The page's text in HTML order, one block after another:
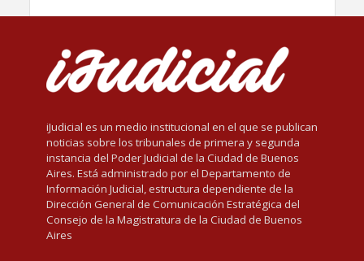
iJudicial es un medio institucional en el que se publican
noticias sobre los tribunales de primera y segunda
instancia del Poder Judicial de la Ciudad de Buenos
Aires. Está administrado por el Departamento de
Información Judicial, estructura dependiente de la
Dirección General de Comunicación Estratégica del
Consejo de la Magistratura de la Ciudad de Buenos
Aires